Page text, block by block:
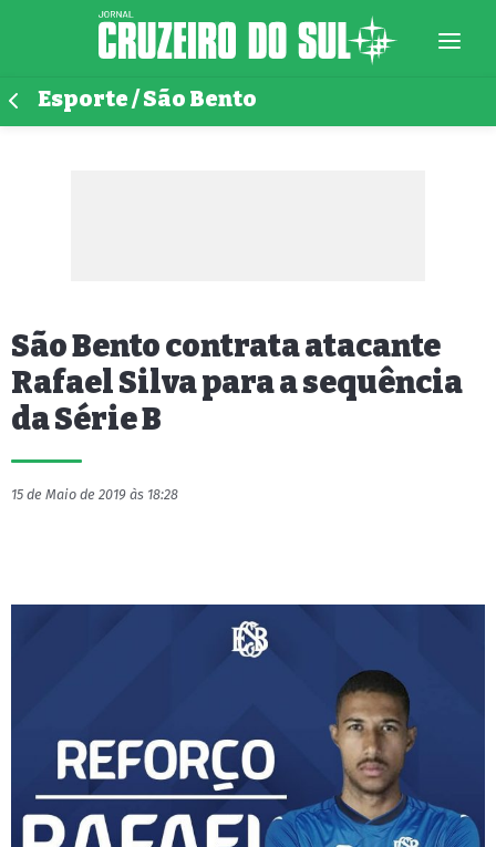
Esporte / São Bento
São Bento contrata atacante
Rafael Silva para a sequência
da Série B
15 de Maio de 2019 às 18:28